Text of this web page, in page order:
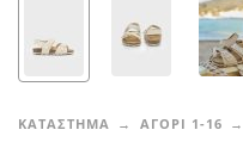
ΚΑΤΑΣΤΗΜΑ ΑΓΟΡΙ 1-16